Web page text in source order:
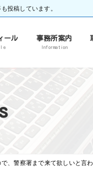
投稿しています。
ール 事務所案内
Information
、警察署まで来て欲しいと言